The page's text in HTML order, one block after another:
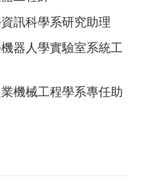
訊科學系研究助理
器人學實驗室系統工
機械工程學系專任助